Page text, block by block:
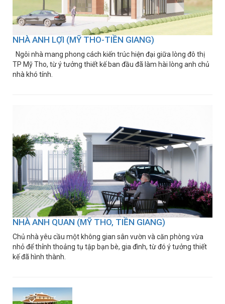
NHÀ ANH LỢI (MỸ THO-TIỀN GIANG)
Ngôi nhà mang phong cách kiến trúc hiện đại giữa lòng đô thị
TP Mỹ Tho, từ ý tưởng thiết kế ban đầu đã làm hài lòng anh chủ
nhà khó tính.
NHÀ ANH QUAN (MỸ THO, TIỀN GIANG)
Chủ nhà yêu cầu một không gian sân vườn và căn phòng vừa
nhỏ để thỉnh thoảng tụ tập bạn bè, gia đình, từ đó ý tưởng thiết
kế đã hình thành.